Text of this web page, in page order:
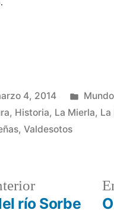
4, 2014
en
, Historia, La Mierla, La
,Valdesotos
Entrada
anterior:
río Sorbe